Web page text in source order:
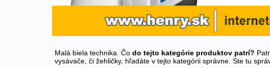
Malá biela technika. Čo do tejto kategórie produktov patrí?
vysávače, či žehličky, hľadáte v tejto kategórii správne. Ste tu